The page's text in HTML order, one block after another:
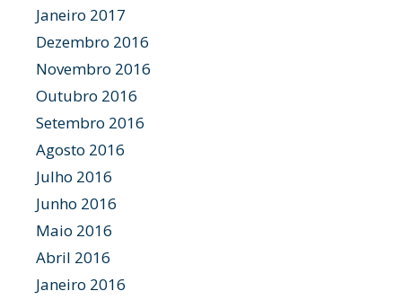
Janeiro 2017
Dezembro 2016
Novembro 2016
Outubro 2016
Setembro 2016
Agosto 2016
Julho 2016
Junho 2016
Maio 2016
Abril 2016
Janeiro 2016